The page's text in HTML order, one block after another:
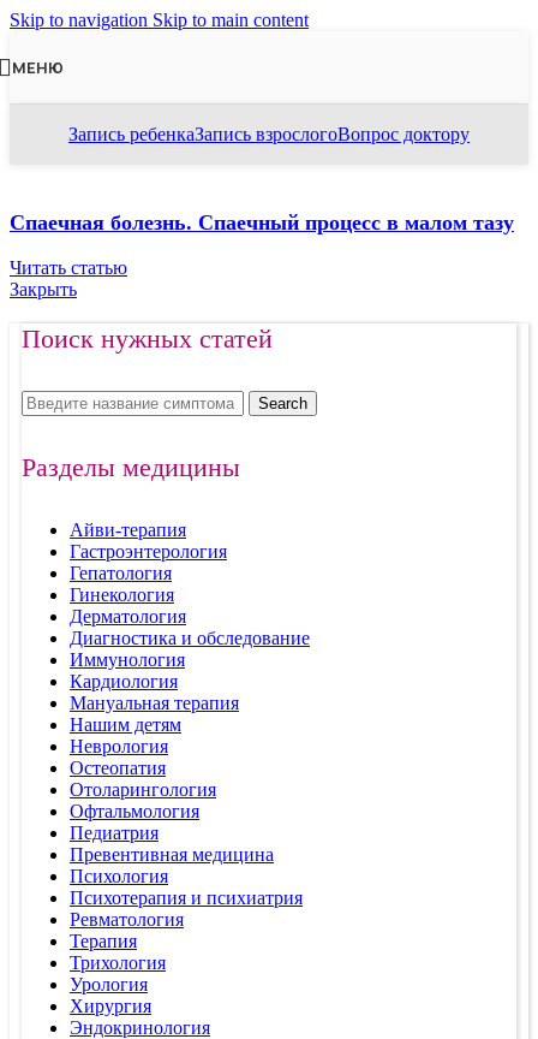
Skip to navigation Skip to main content
МЕНЮ
Запись ребенкаЗапись взрослогоВопрос доктору
Спаечная болезнь. Спаечный процесс в малом тазу
Читать статью
Закрыть
Поиск нужных статей
Search
Разделы медицины
Айви-терапия
Гастроэнтерология
Гепатология
Гинекология
Дерматология
Диагностика и обследование
Иммунология
Кардиология
Мануальная терапия
Нашим детям
Неврология
Остеопатия
Отоларингология
Офтальмология
Педиатрия
Превентивная медицина
Психология
Психотерапия и психиатрия
Ревматология
Терапия
Трихология
Урология
Хирургия
Эндокринология